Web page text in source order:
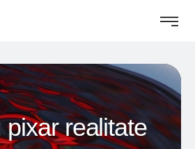
pixar realitate